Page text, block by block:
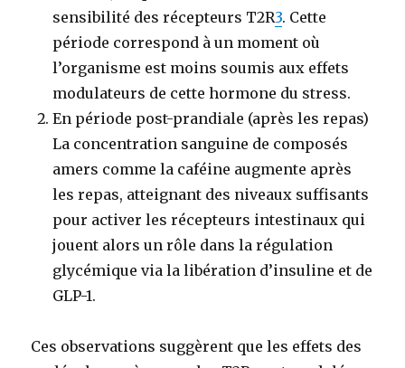
sensibilité des récepteurs T2R3. Cette
période correspond à un moment où
l’organisme est moins soumis aux effets
modulateurs de cette hormone du stress.
En période post-prandiale (après les repas)
La concentration sanguine de composés
amers comme la caféine augmente après
les repas, atteignant des niveaux suffisants
pour activer les récepteurs intestinaux qui
jouent alors un rôle dans la régulation
glycémique via la libération d’insuline et de
GLP-1.
Ces observations suggèrent que les effets des